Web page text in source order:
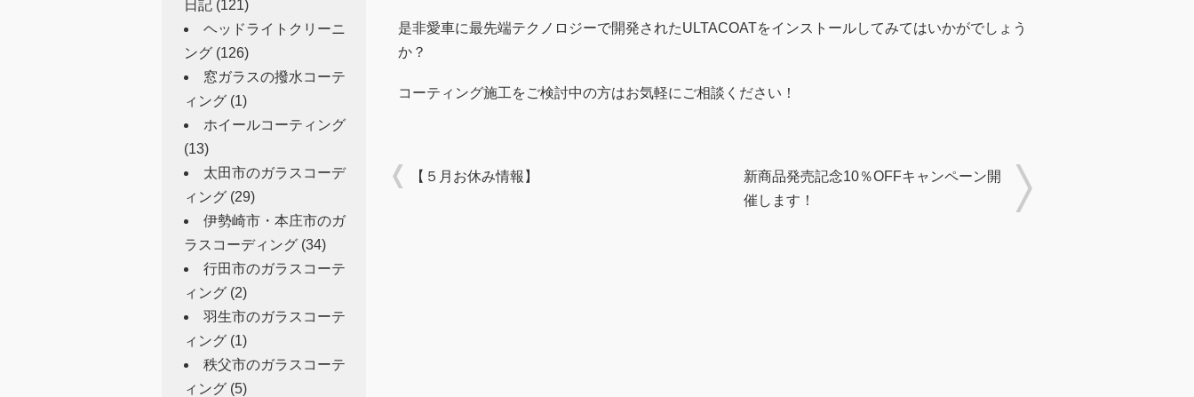
日記 (121)
ヘッドライトクリーニ
ング (126)
窓ガラスの撥水コーテ
ィング (1)
ホイールコーティング
(13)
太田市のガラスコーデ
ィング (29)
伊勢崎市・本庄市のガ
ラスコーディング (34)
行田市のガラスコーテ
ィング (2)
羽生市のガラスコーテ
ィング (1)
秩父市のガラスコーテ
ィング (5)
是非愛車に最先端テクノロジーで開発されたULTACOATをインストールしてみてはいかがでしょう
か？
コーティング施工をご検討中の方はお気軽にご相談ください！
【５月お休み情報】
新商品発売記念10％OFFキャンペーン開
催します！